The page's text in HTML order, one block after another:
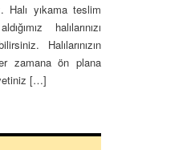
Halı yıkama teslim
halılarınızı
Halılarınızın
zamana ön plana
[…]